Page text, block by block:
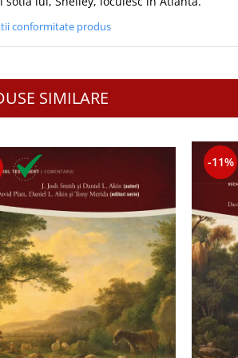
conformitate produs
SIMILARE
-11%